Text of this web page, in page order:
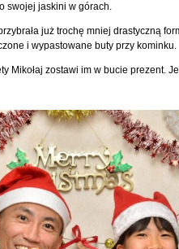
swojej jaskini w górach.
już trochę mniej drastyczną
i wypastowane buty przy kominku.
Mikołaj zostawi im w bucie prezent.